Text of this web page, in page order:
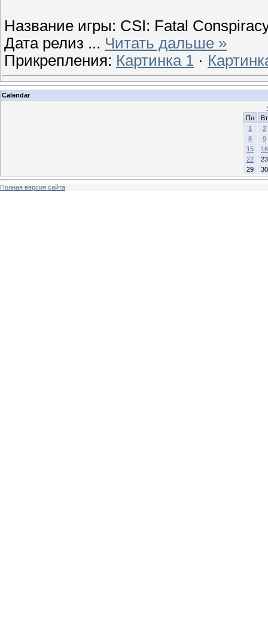
Название игры: CSI: Fatal
Дата релиз ... Читать дальше »
Прикрепления: Картинка 1 ·
Calendar
Пн
Вт
1
2
8
9
15
16
22
23
29
30
Полная версия сайта